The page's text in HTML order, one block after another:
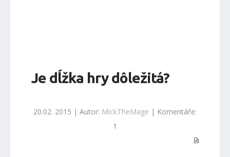
Je dĺžka hry dôležitá?
20.02. 2015 | Autor: MickTheMage | Komentáře:
1